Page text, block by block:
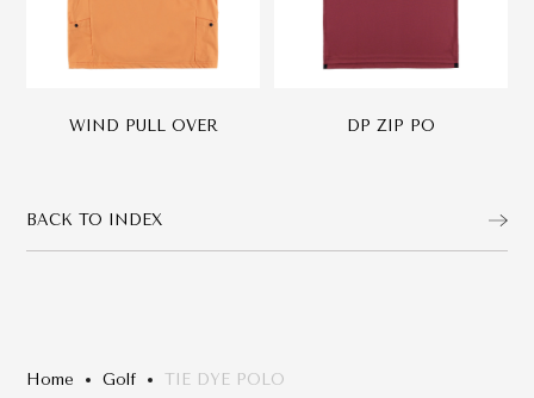
WIND PULL OVER DP ZIP PO
BACK TO INDEX
Home Golf TIE DYE POLO